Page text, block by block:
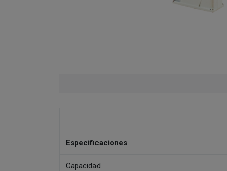
Especificaciones
Capacidad